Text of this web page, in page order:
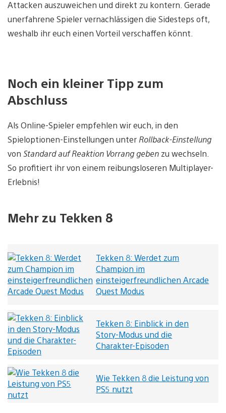
Attacken auszuweichen und direkt zu kontern. Gerade
unerfahrene Spieler vernachlässigen die Sidesteps oft,
weshalb ihr euch einen Vorteil verschaffen könnt.
Noch ein kleiner Tipp zum
Abschluss
Als Online-Spieler empfehlen wir euch, in den
Spieloptionen-Einstellungen unter Rollback-Einstellung
von Standard auf Reaktion Vorrang geben zu wechseln.
So profitiert ihr von einem reibungsloseren Multiplayer-
Erlebnis!
Mehr zu Tekken 8
Tekken 8: Werdet zum
Champion im
einsteigerfreundlichen Arcade
Quest Modus
Tekken 8: Einblick in den
Story-Modus und die
Charakter-Episoden
Wie Tekken 8 die Leistung von
PS5 nutzt